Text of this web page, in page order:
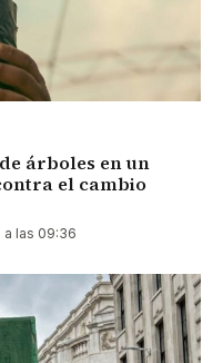
árboles en un
el cambio
las 09:36